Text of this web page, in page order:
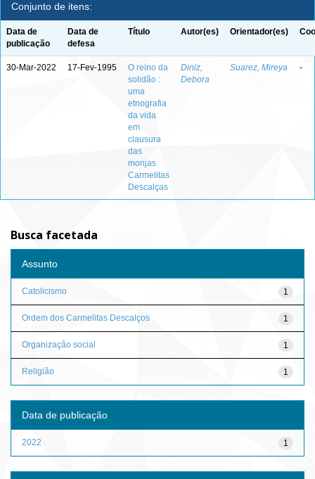
Conjunto de itens:
Data de
publicação
Data de
defesa
Título Autor(es) Orientador(es)
30-Mar-2022 17-Fev-1995
O reino da
solidão :
uma
etnografia
da vida
em
clausura
das
monjas
Carmelitas
Descalças
Diniz,
Debora
Suarez, Mireya -
Busca facetada
Assunto
1
Catolicismo
1
Ordem dos Carmelitas Descalços
1
Organização social
1
Religião
Data de publicação
1
2022